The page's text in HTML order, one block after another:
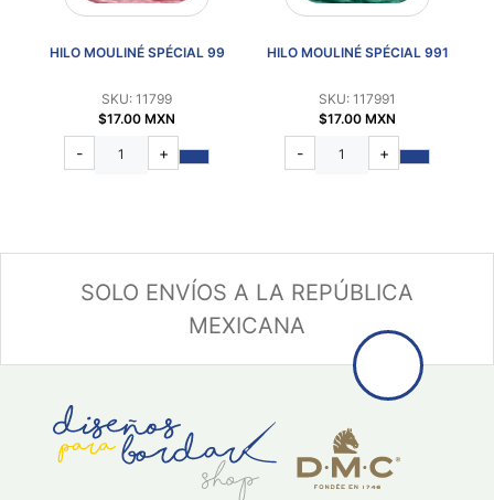
HILO MOULINÉ SPÉCIAL 99
SKU: 11799
$17.00 MXN
- +
HILO MOULINÉ SPÉCIAL 991
SKU: 117991
$17.00 MXN
- +
SOLO ENVÍOS A LA REPÚBLICA
MEXICANA